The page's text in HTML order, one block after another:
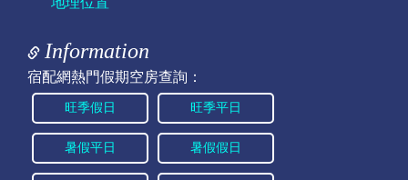
Information
宿配網熱門假期空房查詢：
旺季假日 旺季平日
暑假平日 暑假假日